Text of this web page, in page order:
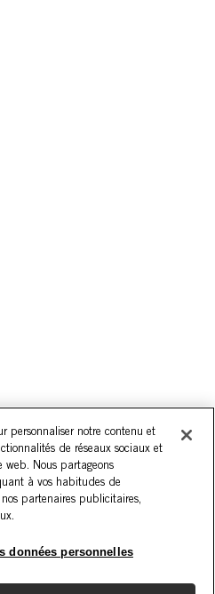
personnaliser notre contenu et
de réseaux sociaux et
web. Nous partageons
à vos habitudes de
partenaires publicitaires,
données personnelles